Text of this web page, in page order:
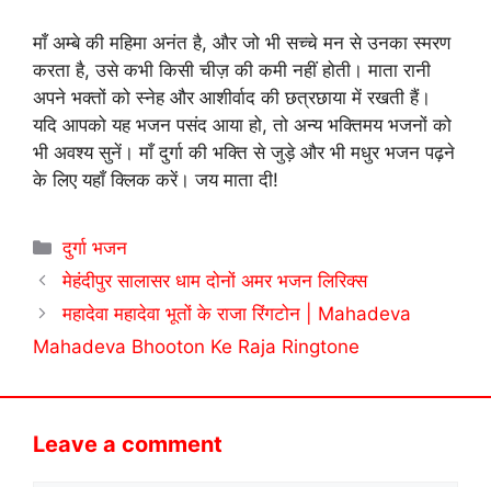
माँ अम्बे की महिमा अनंत है, और जो भी सच्चे मन से उनका स्मरण
करता है, उसे कभी किसी चीज़ की कमी नहीं होती। माता रानी
अपने भक्तों को स्नेह और आशीर्वाद की छत्रछाया में रखती हैं।
यदि आपको यह भजन पसंद आया हो, तो अन्य भक्तिमय भजनों को
भी अवश्य सुनें। माँ दुर्गा की भक्ति से जुड़े और भी मधुर भजन पढ़ने
के लिए यहाँ क्लिक करें। जय माता दी!
Categories
दुर्गा भजन
मेहंदीपुर सालासर धाम दोनों अमर भजन लिरिक्स
महादेवा महादेवा भूतों के राजा रिंगटोन | Mahadeva
Mahadeva Bhooton Ke Raja Ringtone
Leave a comment